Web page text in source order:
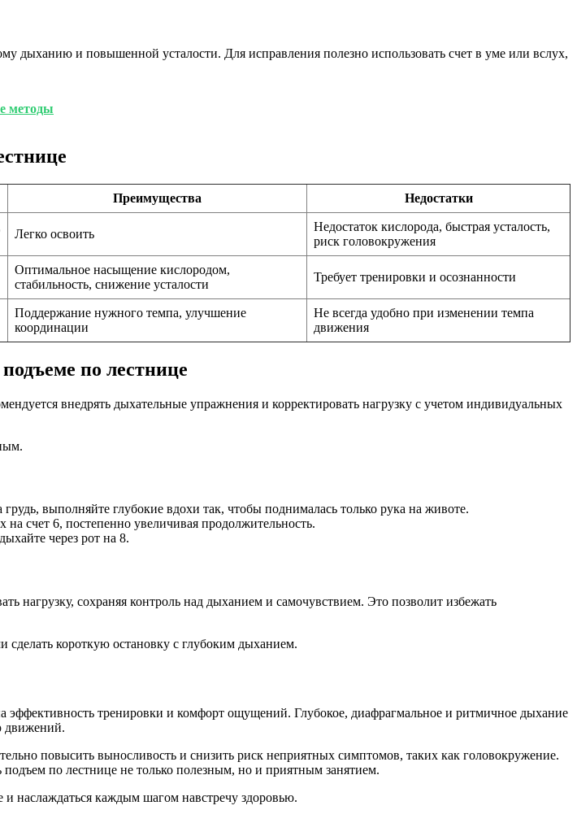
дыханию и повышенной усталости. Для исправления полезно использовать счет в уме или вслух,
методы
Преимущества Недостатки
Легко освоить
Недостаток кислорода, быстрая усталость,
риск головокружения
Оптимальное насыщение кислородом,
стабильность, снижение усталости
Требует тренировки и осознанности
Поддержание нужного темпа, улучшение
координации
Не всегда удобно при изменении темпа
движения
по лестнице
внедрять дыхательные упражнения и корректировать нагрузку с учетом индивидуальных
выполняйте глубокие вдохи так, чтобы поднималась только рука на животе.
счет 6, постепенно увеличивая продолжительность.
через рот на 8.
нагрузку, сохраняя контроль над дыханием и самочувствием. Это позволит избежать
сделать короткую остановку с глубоким дыханием.
тренировки и комфорт ощущений. Глубокое, диафрагмальное и ритмичное дыхание
движений.
повысить выносливость и снизить риск неприятных симптомов, таких как головокружение.
по лестнице не только полезным, но и приятным занятием.
наслаждаться каждым шагом навстречу здоровью.